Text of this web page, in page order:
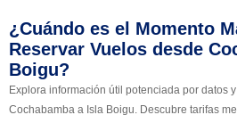
¿Cuándo es el Momento
Reservar Vuelos desde
Boigu?
Explora información útil potenciada por datos
Cochabamba a Isla Boigu. Descubre tarifas